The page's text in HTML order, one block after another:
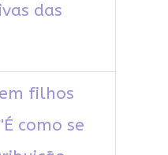
das
filhos
como se